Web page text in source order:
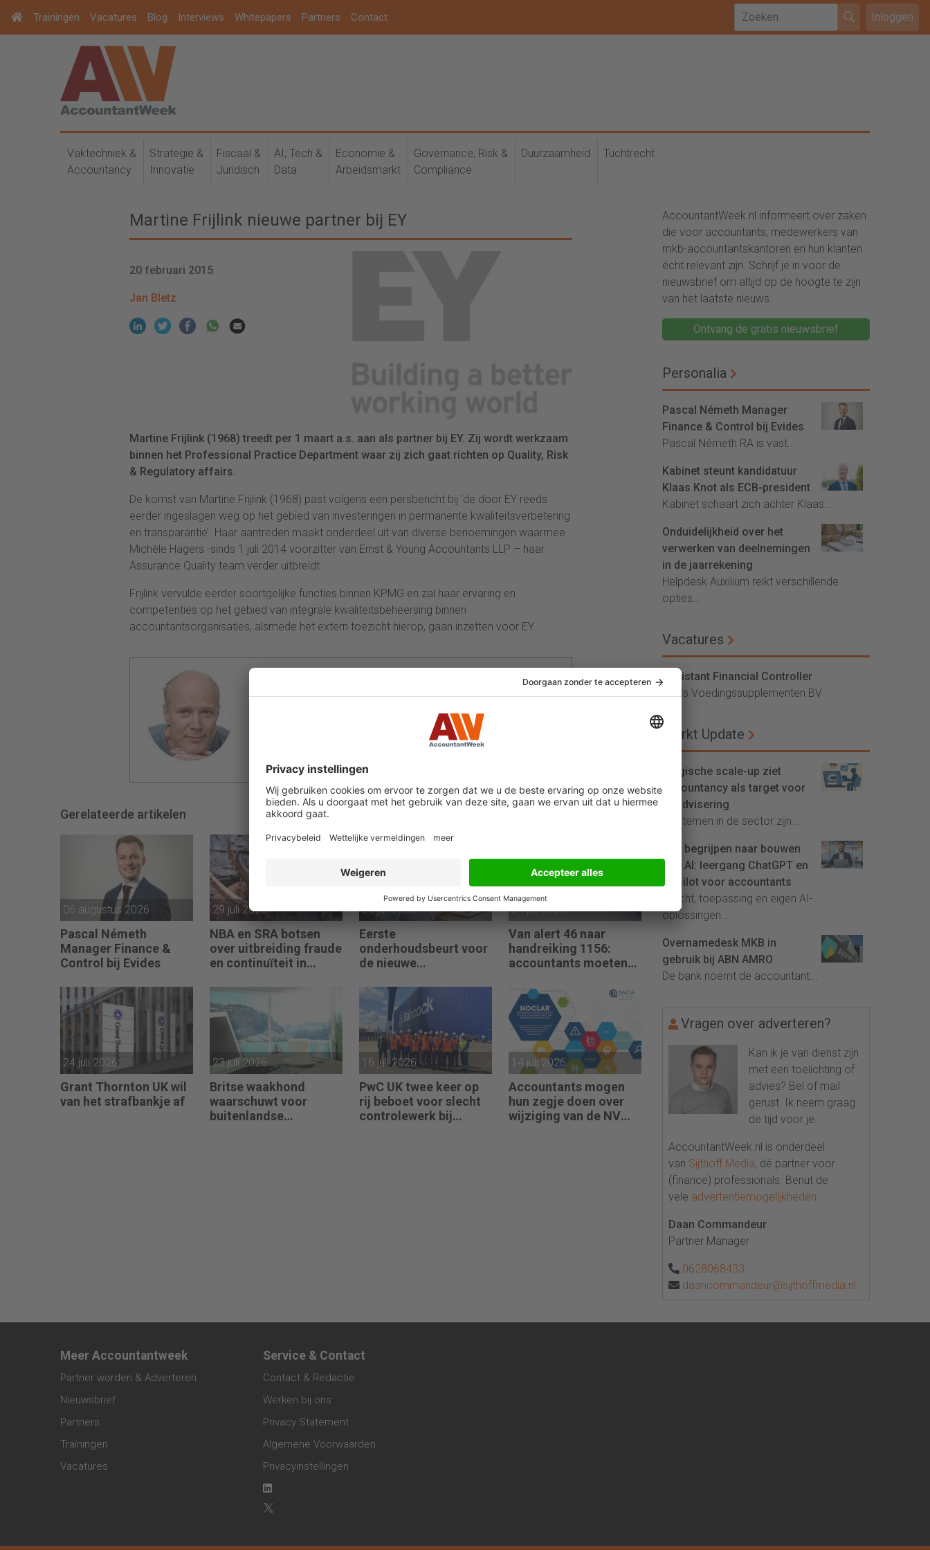
Trainingen Vacatures Blog Interviews Whitepapers Partners Contact Inloggen
Vaktechniek &
Accountancy
Strategie &
Innovatie
Fiscaal &
Juridisch
AI, Tech &
Data
Economie &
Arbeidsmarkt
Governance, Risk &
Compliance
Duurzaamheid Tuchtrecht
Martine Frijlink nieuwe partner bij EY
20 februari 2015
Jan Bletz
Martine Frijlink (1968) treedt per 1 maart a.s. aan als partner bij EY. Zij wordt werkzaam
binnen het Professional Practice Department waar zij zich gaat richten op Quality, Risk
& Regulatory affairs.
De komst van Martine Frijlink (1968) past volgens een persbericht bij ‘de door EY reeds
eerder ingeslagen weg op het gebied van investeringen in permanente kwaliteitsverbetering
en transparantie’. Haar aantreden maakt onderdeel uit van diverse benoemingen waarmee
Michèle Hagers -sinds 1 juli 2014 voorzitter van Ernst & Young Accountants LLP – haar
Assurance Quality team verder uitbreidt.
Frijlink vervulde eerder soortgelijke functies binnen KPMG en zal haar ervaring en
competenties op het gebied van integrale kwaliteitsbeheersing binnen
accountantsorganisaties, alsmede het extern toezicht hierop, gaan inzetten voor EY.
Jan Bletz is een ervaren journalist. Hij schrijft vooral over
Computable, Management Team, MenA en Sprout. Hij was
hoofdredacteur van CFO magazine, eYe, Respons! en
Gerelateerde artikelen
06 augustus 2026
Pascal Németh
Manager Finance &
Control bij Evides
29 juli 2026
NBA en SRA botsen
over uitbreiding fraude
en continuïteit in
29 juli 2026
Eerste
onderhoudsbeurt voor
de nieuwe
voor accountants
24 juli 2026
Van alert 46 naar
handreiking 1156:
accountants moeten
24 juli 2026
Grant Thornton UK wil
van het strafbankje af
23 juli 2026
Britse waakhond
waarschuwt voor
buitenlandse
16 juli 2026
PwC UK twee keer op
rij beboet voor slecht
controlewerk bij
14 juli 2026
Accountants mogen
hun zegje doen over
wijziging van de NV
AccountantWeek.nl informeert over zaken
die voor accountants, medewerkers van
mkb-accountantskantoren en hun klanten
écht relevant zijn. Schrijf je in voor de
nieuwsbrief om altijd op de hoogte te zijn
van het laatste nieuws.
Ontvang de gratis nieuwsbrief
Personalia
Pascal Németh Manager
Finance & Control bij Evides
Pascal Németh RA is vast...
Kabinet steunt kandidatuur
Klaas Knot als ECB-president
Kabinet schaart zich achter Klaas...
Onduidelijkheid over het
verwerken van deelnemingen
in de jaarrekening
Helpdesk Auxilium reikt verschillende
opties...
Vacatures
Assistant Financial Controller
Vitals Voedingssupplementen BV
Markt Update
Belgische scale-up ziet
accountancy als target voor
AI-advisering
'Systemen in de sector zijn...
Van begrijpen naar bouwen
met AI: leergang ChatGPT en
Copilot voor accountants
Inzicht, toepassing en eigen AI-
oplossingen...
Overnamedesk MKB in
gebruik bij ABN AMRO
De bank noemt de accountant...
Vragen over adverteren?
Kan ik je van dienst zijn
met een toelichting of
advies? Bel of mail
gerust. Ik neem graag
de tijd voor je.
AccountantWeek.nl is onderdeel
van Sijthoff Media, dé partner voor
(finance) professionals. Benut de
vele advertentiemogelijkheden.
Daan Commandeur
Partner Manager
0628068433
daancommandeur@sijthoffmedia.nl
Meer Accountantweek
Partner worden & Adverteren
Nieuwsbrief
Partners
Trainingen
Vacatures
Service & Contact
Contact & Redactie
Werken bij ons
Privacy Statement
Algemene Voorwaarden
Privacyinstellingen